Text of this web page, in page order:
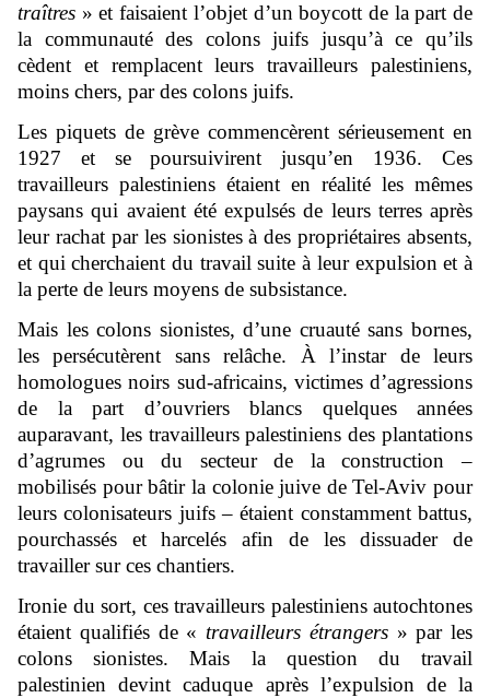
traîtres » et faisaient l’objet d’un boycott de la part de
la communauté des colons juifs jusqu’à ce qu’ils
cèdent et remplacent leurs travailleurs palestiniens,
moins chers, par des colons juifs.
Les piquets de grève commencèrent sérieusement en
1927 et se poursuivirent jusqu’en 1936. Ces
travailleurs palestiniens étaient en réalité les mêmes
paysans qui avaient été expulsés de leurs terres après
leur rachat par les sionistes à des propriétaires absents,
et qui cherchaient du travail suite à leur expulsion et à
la perte de leurs moyens de subsistance.
Mais les colons sionistes, d’une cruauté sans bornes,
les persécutèrent sans relâche. À l’instar de leurs
homologues noirs sud-africains, victimes d’agressions
de la part d’ouvriers blancs quelques années
auparavant, les travailleurs palestiniens des plantations
d’agrumes ou du secteur de la construction –
mobilisés pour bâtir la colonie juive de Tel-Aviv pour
leurs colonisateurs juifs – étaient constamment battus,
pourchassés et harcelés afin de les dissuader de
travailler sur ces chantiers.
Ironie du sort, ces travailleurs palestiniens autochtones
étaient qualifiés de « travailleurs étrangers» par les
colons sionistes. Mais la question du travail
palestinien devint caduque après l’expulsion de la